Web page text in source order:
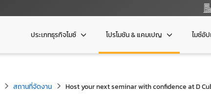
ประเภทธุรกิจไมซ์ โปรโมชัน & แคมเปญ ไมซ์อั
สถานที่จัดงาน Host your next seminar with confidence at D